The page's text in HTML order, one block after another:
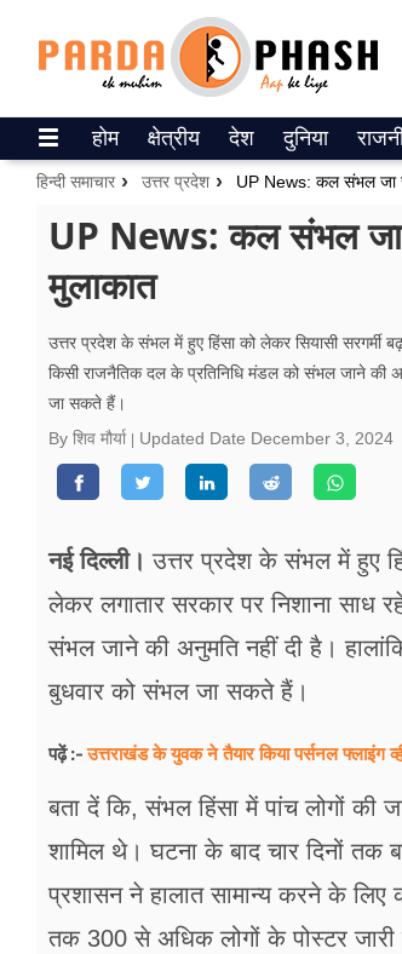
ePaper
वेब स्टोरीज
उत्तर प्रदेश
वीडियो
रिलेशनशिप
जीवन मंत्रा
फूड
सेहत
ब्‍यूटी
होम क्षेत्रीय देश दुनिया
हिन्दी समाचार उत्तर प्रदेश UP News: कल संभल जा
UP News: कल संभल जा
मुलाकात
उत्तर प्रदेश के संभल में हुए हिंसा को लेकर सियासी सरगर्मी
किसी राजनैतिक दल के प्रतिनिधि मंडल को संभल जाने की
जा सकते हैं।
By शिव मौर्या
Updated Date December 3, 2024
नई दिल्ली। उत्तर प्रदेश के संभल में हुए
लेकर लगातार सरकार पर निशाना साध
संभल जाने की अनुमति नहीं दी है।
बुधवार को संभल जा सकते हैं।
पढ़ें :-उत्तराखंड के युवक ने तैयार किया पर्सनल फ्लाइंग
बता दें कि, संभल हिंसा में पांच लोगों की
शामिल थे। घटना के बाद चार दिनों तक
प्रशासन ने हालात सामान्य करने के लिए
तक 300 से अधिक लोगों के पोस्टर